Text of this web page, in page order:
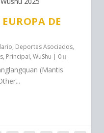
DE
, Deportes Asociados,
, Principal,WuShu | 0
(Mantis